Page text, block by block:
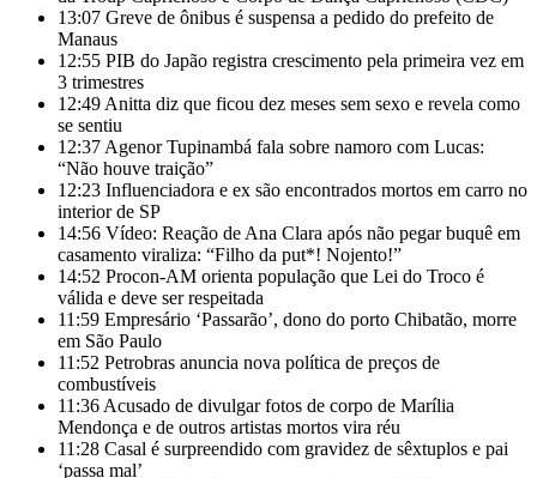
13:07 Greve de ônibus é suspensa a pedido do prefeito de
Manaus
12:55 PIB do Japão registra crescimento pela primeira vez em
3 trimestres
12:49 Anitta diz que ficou dez meses sem sexo e revela como
se sentiu
12:37 Agenor Tupinambá fala sobre namoro com Lucas:
“Não houve traição”
12:23 Influenciadora e ex são encontrados mortos em carro no
interior de SP
14:56 Vídeo: Reação de Ana Clara após não pegar buquê em
casamento viraliza: “Filho da put*! Nojento!”
14:52 Procon-AM orienta população que Lei do Troco é
válida e deve ser respeitada
11:59 Empresário ‘Passarão’, dono do porto Chibatão, morre
em São Paulo
11:52 Petrobras anuncia nova política de preços de
combustíveis
11:36 Acusado de divulgar fotos de corpo de Marília
Mendonça e de outros artistas mortos vira réu
11:28 Casal é surpreendido com gravidez de sêxtuplos e pai
‘passa mal’